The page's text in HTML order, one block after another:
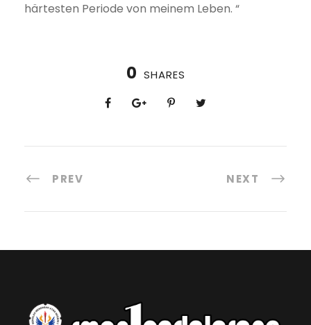
härtesten Periode von meinem Leben. “
0 SHARES
PREV NEXT